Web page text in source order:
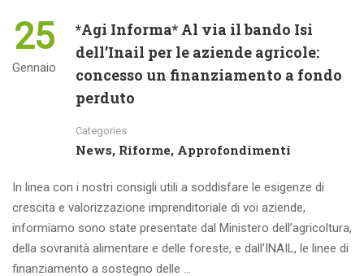
25
Gennaio
*Agi Informa* Al via il bando Isi
dell’Inail per le aziende agricole:
concesso un finanziamento a fondo
perduto
Categories
News, Riforme, Approfondimenti
In linea con i nostri consigli utili a soddisfare le esigenze di
crescita e valorizzazione imprenditoriale di voi aziende,
informiamo sono state presentate dal Ministero dell’agricoltura,
della sovranità alimentare e delle foreste, e dall’INAIL, le linee di
finanziamento a sostegno delle …